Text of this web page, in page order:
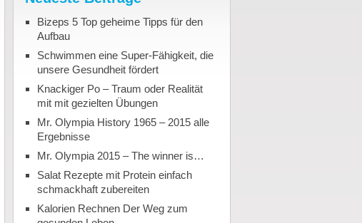
Bizeps 5 Top geheime Tipps für den
Aufbau
Schwimmen eine Super-Fähigkeit, die
unsere Gesundheit fördert
Knackiger Po – Traum oder Realität
mit mit gezielten Übungen
Mr. Olympia History 1965 – 2015 alle
Ergebnisse
Mr. Olympia 2015 – The winner is…
Salat Rezepte mit Protein einfach
schmackhaft zubereiten
Kalorien Rechnen Der Weg zum